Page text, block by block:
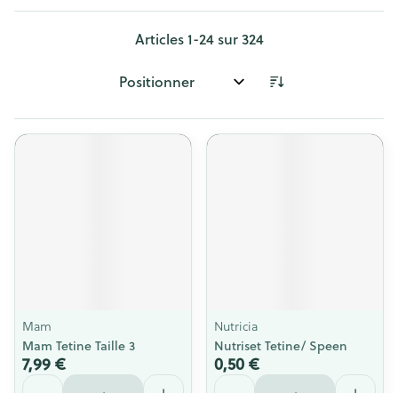
Articles1-24sur324
Trier par:
Mam
Mam Tetine Taille 3
7,99 €
Quantité
Nutricia
Nutriset Tetine/ Speen
0,50 €
Quantité